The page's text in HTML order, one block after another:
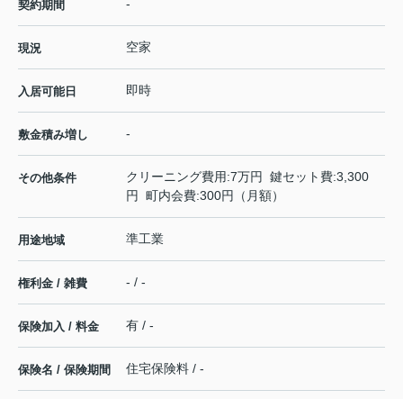
契約期間 -
現況 空家
入居可能日 即時
敷金積み増し -
その他条件
クリーニング費用:7万円 鍵セット費:3,300
円 町内会費:300円（月額）
用途地域 準工業
権利金 / 雑費 - / -
保険加入 / 料金 有 / -
保険名 / 保険期間 住宅保険料 / -